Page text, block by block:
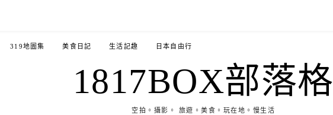
319地圖集 美食日記 生活記趣 日本自由行
1817BOX部落格
空拍。攝影。 旅遊。美食。玩在地。慢生活